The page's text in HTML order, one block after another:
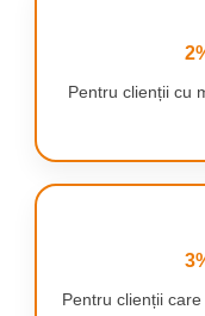
Pentru clienții cu
Pentru clienții